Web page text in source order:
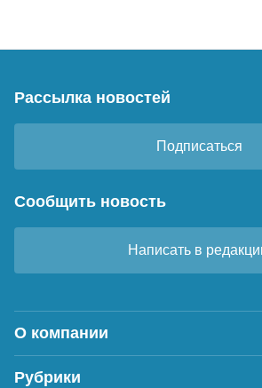
Рассылка новостей
Подписаться
Сообщить новость
Написать в
О компании
Рубрики